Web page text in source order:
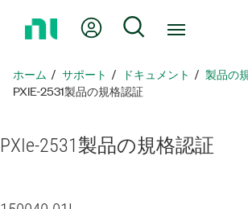
ペ
ー
戻
Myアカウント
検索
ホーム サポート ドキュメント
製品​の​
PXIE-2531製品​の​規格​認証
PXIe-2531製品​の​規格​認証